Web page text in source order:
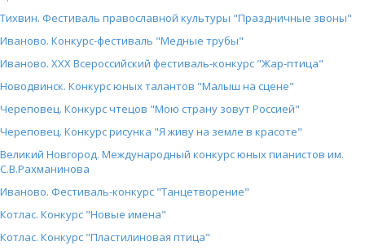
Тихвин. Фестиваль православной культуры "Праздничные звоны"
Иваново. Конкурс-фестиваль "Медные трубы"
Иваново. XXX Всероссийский фестиваль-конкурс "Жар-птица"
Новодвинск. Конкурс юных талантов "Малыш на сцене"
Череповец. Конкурс чтецов "Мою страну зовут Россией"
Череповец. Конкурс рисунка "Я живу на земле в красоте"
Великий Новгород. Международный конкурс юных пианистов им.
С.В.Рахманинова
Иваново. Фестиваль-конкурс "Танцетворение"
Котлас. Конкурс "Новые имена"
Котлас. Конкурс "Пластилиновая птица"